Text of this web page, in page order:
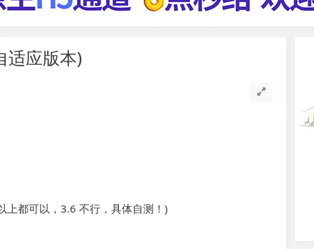
适应版本)
上都可以，3.6 不行，具体自测！)